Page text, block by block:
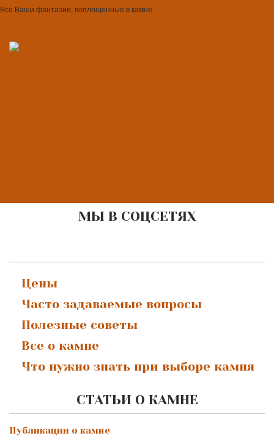
Все Ваши фантазии, воплощенные в камне
МЫ В СОЦСЕТЯХ
Цены
Часто задаваемые вопросы
Полезные советы
Все о камне
Что нужно знать при выборе камня
СТАТЬИ О КАМНЕ
Публикации о камне